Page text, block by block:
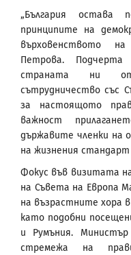
„България остава
принципите на
върховенството
Петрова.
страната ни
сътрудничество със
за настоящото
важност
държавите членки на
на жизнения стандарт
Фокус във визитата
на Съвета на Европа
на възрастните хора
като подобни
и Румъния.
стремежа на